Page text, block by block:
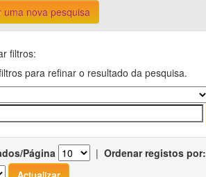
uma nova pesquisa
filtros:
para refinar o resultado da pesquisa.
Página | Ordenar registos por: